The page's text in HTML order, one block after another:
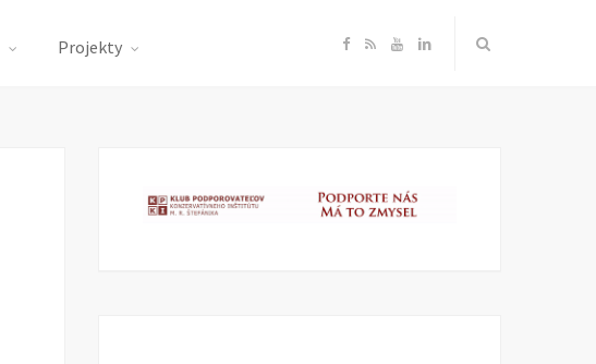
Projekty F
e
R Y
T
L